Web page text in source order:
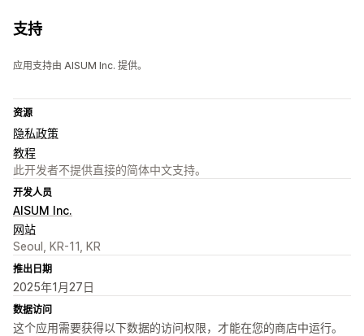
支持
应用支持由 AISUM Inc. 提供。
资源
隐私政策
教程
此开发者不提供直接的简体中文支持。
开发人员
AISUM Inc.
网站
Seoul, KR-11, KR
推出日期
2025年1月27日
数据访问
这个应用需要获得以下数据的访问权限，才能在您的商店中运行。